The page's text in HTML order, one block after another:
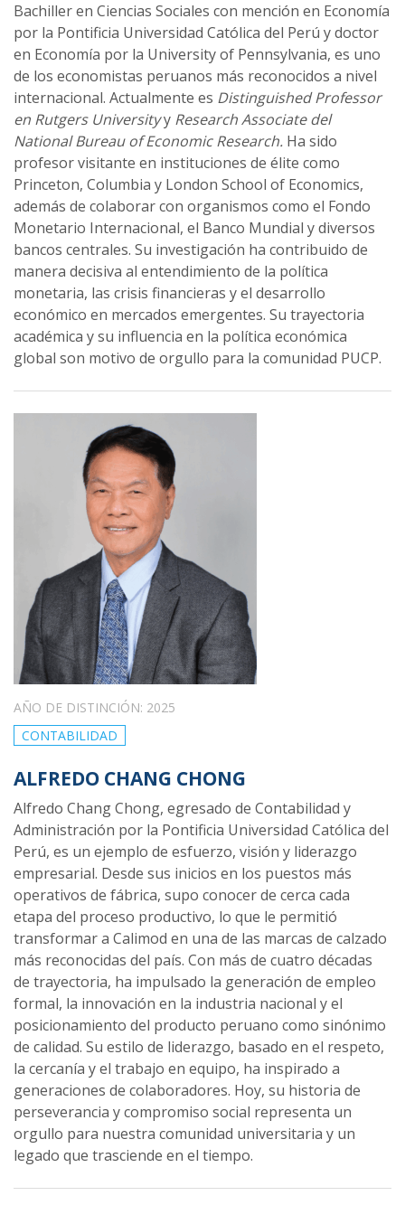
Bachiller en Ciencias Sociales con mención en Economía
por la Pontificia Universidad Católica del Perú y doctor
en Economía por la University of Pennsylvania, es uno
de los economistas peruanos más reconocidos a nivel
internacional. Actualmente es Distinguished Professor
en Rutgers Universityy Research Associate del
National Bureau of Economic Research. Ha sido
profesor visitante en instituciones de élite como
Princeton, Columbia y London School of Economics,
además de colaborar con organismos como el Fondo
Monetario Internacional, el Banco Mundial y diversos
bancos centrales. Su investigación ha contribuido de
manera decisiva al entendimiento de la política
monetaria, las crisis financieras y el desarrollo
económico en mercados emergentes. Su trayectoria
académica y su influencia en la política económica
global son motivo de orgullo para la comunidad PUCP.
AÑO DE DISTINCIÓN: 2025
CONTABILIDAD
ALFREDO CHANG CHONG
Alfredo Chang Chong, egresado de Contabilidad y
Administración por la Pontificia Universidad Católica del
Perú, es un ejemplo de esfuerzo, visión y liderazgo
empresarial. Desde sus inicios en los puestos más
operativos de fábrica, supo conocer de cerca cada
etapa del proceso productivo, lo que le permitió
transformar a Calimod en una de las marcas de calzado
más reconocidas del país. Con más de cuatro décadas
de trayectoria, ha impulsado la generación de empleo
formal, la innovación en la industria nacional y el
posicionamiento del producto peruano como sinónimo
de calidad. Su estilo de liderazgo, basado en el respeto,
la cercanía y el trabajo en equipo, ha inspirado a
generaciones de colaboradores. Hoy, su historia de
perseverancia y compromiso social representa un
orgullo para nuestra comunidad universitaria y un
legado que trasciende en el tiempo.